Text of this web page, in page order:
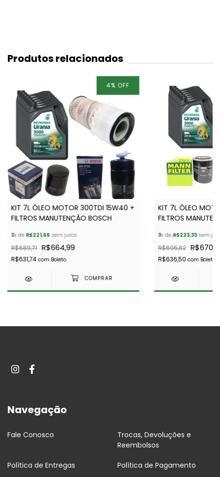
Produtos relacionados
4% OFF
KIT 7L ÓLEO MOTOR 300TDI 15W40 +
FILTROS MANUTENÇÃO BOSCH
3x de R$221,66 sem juros
R$689,71 R$664,99
R$631,74com Boleto
KIT 7L ÓLEO
FILTROS
3x de R$223,33sem
R$695,62
R$636,50 com Boleto
Navegação
Fale Conosco
Trocas, Devoluções e
Reembolsos
Política de Entregas Política de Pagamento